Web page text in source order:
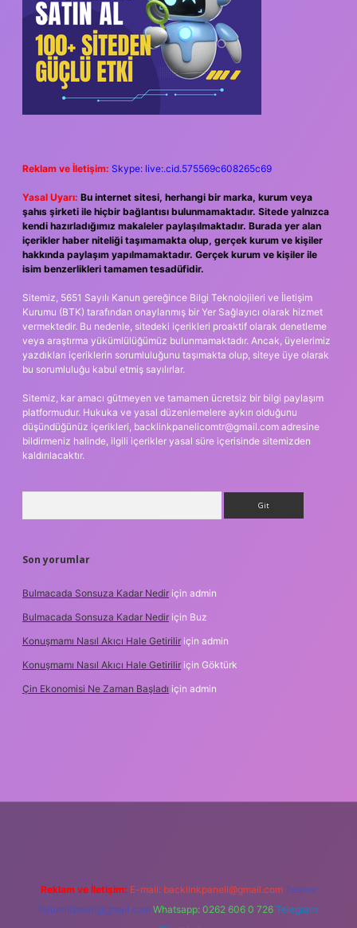
Reklam ve İletişim: Skype: live:.cid.575569c608265c69
Yasal Uyarı: Bu internet sitesi, herhangi bir marka, kurum veya
şahıs şirketi ile hiçbir bağlantısı bulunmamaktadır. Sitede yalnızca
kendi hazırladığımız makaleler paylaşılmaktadır. Burada yer alan
içerikler haber niteliği taşımamakta olup, gerçek kurum ve kişiler
hakkında paylaşım yapılmamaktadır. Gerçek kurum ve kişiler ile
isim benzerlikleri tamamen tesadüfidir.
Sitemiz, 5651 Sayılı Kanun gereğince Bilgi Teknolojileri ve İletişim
Kurumu (BTK) tarafından onaylanmış bir Yer Sağlayıcı olarak hizmet
vermektedir. Bu nedenle, sitedeki içerikleri proaktif olarak denetleme
veya araştırma yükümlülüğümüz bulunmamaktadır. Ancak, üyelerimiz
yazdıkları içeriklerin sorumluluğunu taşımakta olup, siteye üye olarak
bu sorumluluğu kabul etmiş sayılırlar.
Sitemiz, kar amacı gütmeyen ve tamamen ücretsiz bir bilgi paylaşım
platformudur. Hukuka ve yasal düzenlemelere aykırı olduğunu
düşündüğünüz içerikleri, backlinkpanelicomtr@gmail.com adresine
bildirmeniz halinde, ilgili içerikler yasal süre içerisinde sitemizden
kaldırılacaktır.
Son yorumlar
Bulmacada Sonsuza Kadar Nedir için admin
Bulmacada Sonsuza Kadar Nedir için Buz
Konuşmamı Nasıl Akıcı Hale Getirilir için admin
Konuşmamı Nasıl Akıcı Hale Getirilir için Göktürk
Çin Ekonomisi Ne Zaman Başladı için admin
Reklam ve İletişim: E-mail: backlinkpaneli@gmail.com Teams:
forumhizmeti@gmail.com Whatsapp: 0262 606 0 726 Telegram: